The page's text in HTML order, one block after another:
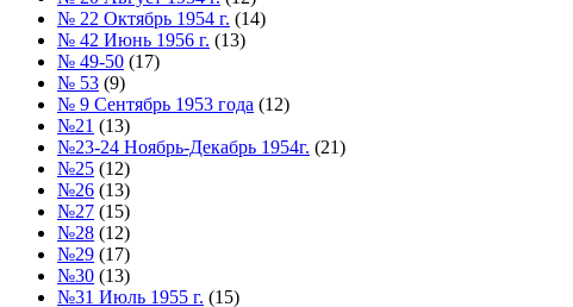
№ 22 Октябрь 1954 г. (14)
№ 42 Июнь 1956 г. (13)
№ 49-50 (17)
№ 53 (9)
№ 9 Сентябрь 1953 года (12)
№21 (13)
№23-24 Ноябрь-Декабрь 1954г. (21)
№25 (12)
№26 (13)
№27 (15)
№28 (12)
№29 (17)
№30 (13)
№31 Июль 1955 г. (15)